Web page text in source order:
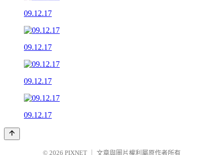
09.12.17
09.12.17
09.12.17
09.12.17
© 2026 PIXNET 文章與圖片權利屬原作者所有